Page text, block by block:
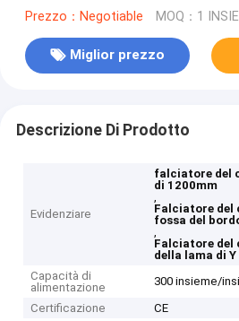
di Y
Prezzo：Negotiable MOQ：1
Miglior prezzo
Descrizione Di Prodotto
Evidenziare
falciatore del
di 1200mm
,
Falciatore del
fossa del
,
Falciatore del
della lama di Y
Capacità di
alimentazione
300 insieme/
Certificazione
CE